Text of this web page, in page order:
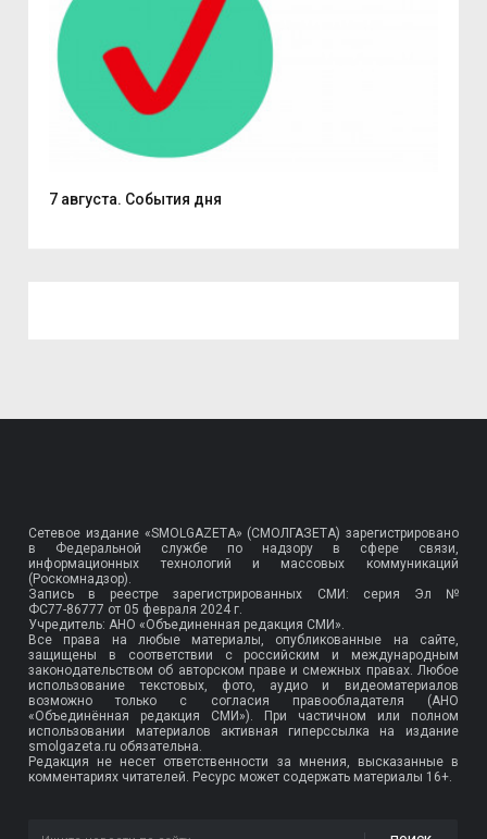
7 августа. События дня
Сетевое издание «SMOLGAZETA» (СМОЛГАЗЕТА) зарегистрировано
в Федеральной службе по надзору в сфере связи,
информационных технологий и массовых коммуникаций
(Роскомнадзор).
Запись в реестре зарегистрированных СМИ: серия Эл №
ФС77-86777 от 05 февраля 2024 г.
Учредитель: АНО «Объединенная редакция СМИ».
Все права на любые материалы, опубликованные на сайте,
защищены в соответствии с российским и международным
законодательством об авторском праве и смежных правах. Любое
использование текстовых, фото, аудио и видеоматериалов
возможно только с согласия правообладателя (АНО
«Объединённая редакция СМИ»). При частичном или полном
использовании материалов активная гиперссылка на издание
smolgazeta.ru обязательна.
Редакция не несет ответственности за мнения, высказанные в
комментариях читателей. Ресурс может содержать материалы 16+.